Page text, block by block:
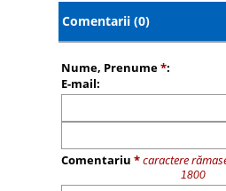
Comentarii (0)
Nume, Prenume*:
E-mail:
Comentariu *caractere